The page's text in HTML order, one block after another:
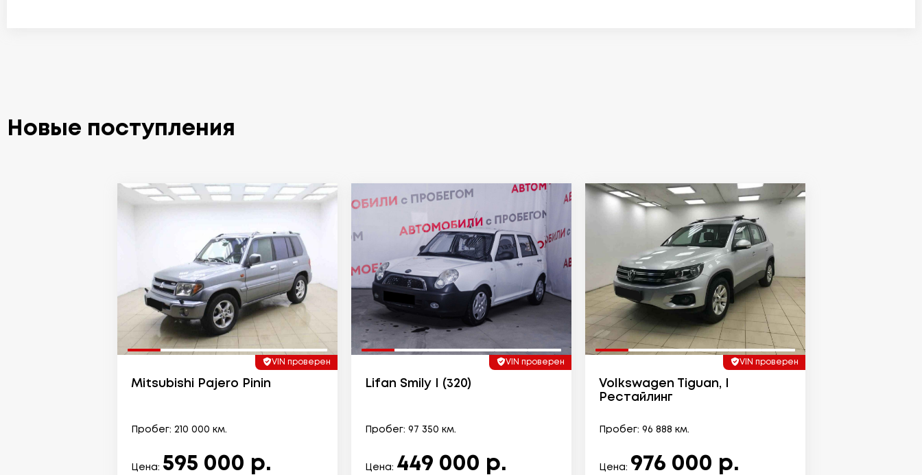
Новые поступления
VIN проверен
Mitsubishi Pajero Pinin
Пробег: 210 000 км.
Цена: 595 000 р.
VIN проверен
Lifan Smily I (320)
Пробег: 97 350 км.
Цена: 449 000 р.
VIN проверен
Volkswagen Tiguan, I
Рестайлинг
Пробег: 96 888 км.
Цена: 976 000 р.